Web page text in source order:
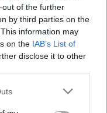
of the further
by third parties on the
information may
on the IAB’s List of
disclose it to other
one or more Google
sujet de l’aptitude de
et obtenir un
sur la collecte de
Règlement général
ont exprimé leur